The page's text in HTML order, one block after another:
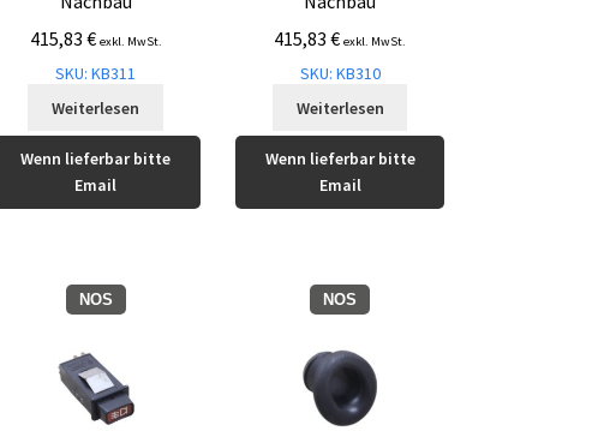
415,83 € exkl. MwSt.
SKU: KB311
Weiterlesen
Wenn lieferbar bitte
Email
415,83€ exkl. MwSt.
SKU: KB310
Weiterlesen
Wenn lieferbar bitte
Email
NOS NOS